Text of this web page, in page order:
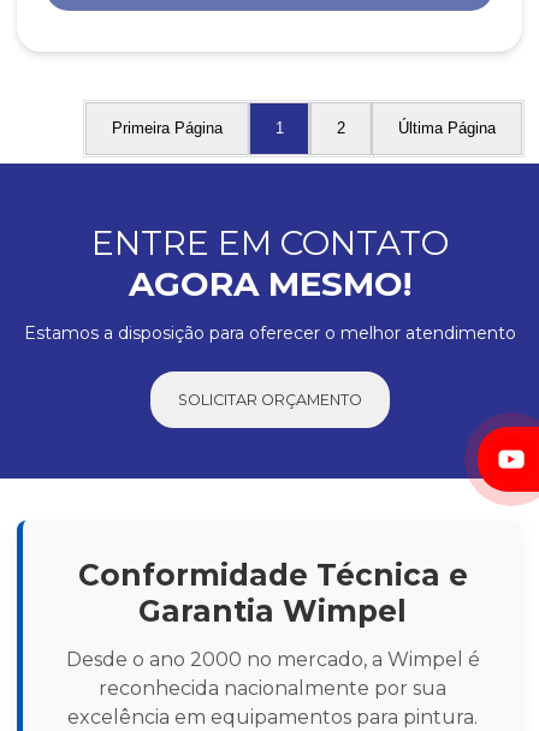
Primeira Página 1 2 Última Página
ENTRE EM CONTATO
AGORA MESMO!
Estamos a disposição para oferecer o melhor atendimento
SOLICITAR ORÇAMENTO
Conformidade Técnica e
Garantia Wimpel
Desde o ano 2000 no mercado, a Wimpel é
reconhecida nacionalmente por sua
excelência em equipamentos para pintura.